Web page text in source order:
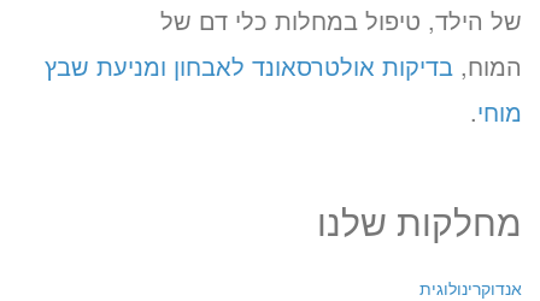
של הילד, טיפול במחלות כלי דם של
המוח, בדיקות אולטרסאונד לאבחון ומניעת שבץ
מוחי.
מחלקות שלנו
אנדוקרינולוגית